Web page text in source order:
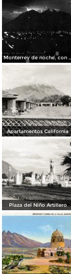
Monterrey de noche, con tempestad
Apartamentos California
Plaza del Niño Artillero